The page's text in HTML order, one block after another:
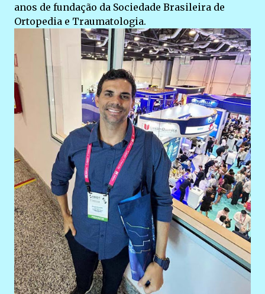
anos de fundação da Sociedade Brasileira de
Ortopedia e Traumatologia.